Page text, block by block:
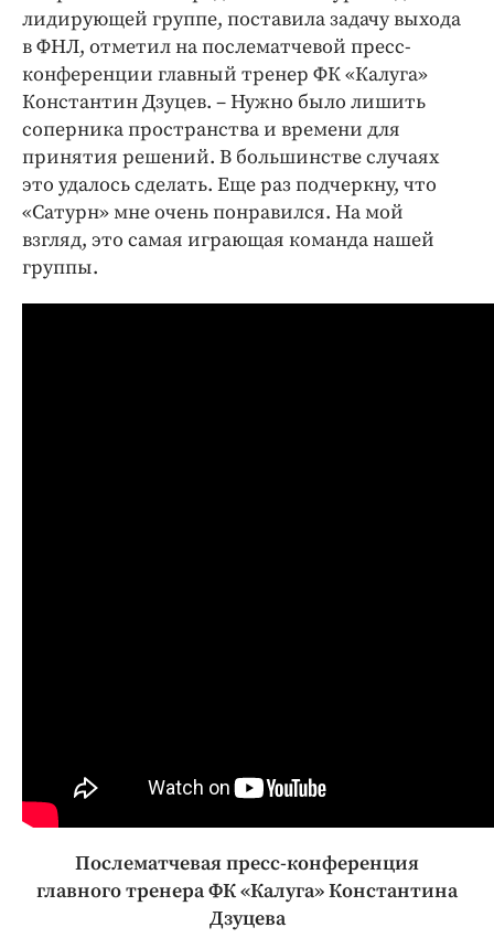
лидирующей группе, поставила задачу выхода
в ФНЛ, отметил на послематчевой пресс-
конференции главный тренер ФК «Калуга»
Константин Дзуцев. – Нужно было лишить
соперника пространства и времени для
принятия решений. В большинстве случаях
это удалось сделать. Еще раз подчеркну, что
«Сатурн» мне очень понравился. На мой
взгляд, это самая играющая команда нашей
группы.
Послематчевая пресс-конференция
главного тренера ФК «Калуга» Константина
Дзуцева